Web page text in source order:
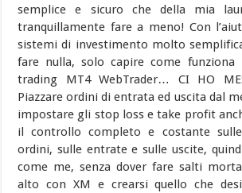
semplice e sicuro che della mia
tranquillamente fare a meno! Con
sistemi di investimento molto
fare nulla, solo capire come
trading MT4 WebTrader… CI HO
Piazzare ordini di entrata ed uscita dal
impostare gli stop loss e take profit
il controllo completo e costante
ordini, sulle entrate e sulle uscite,
come me, senza dover fare salti
alto con XM e crearsi quello che